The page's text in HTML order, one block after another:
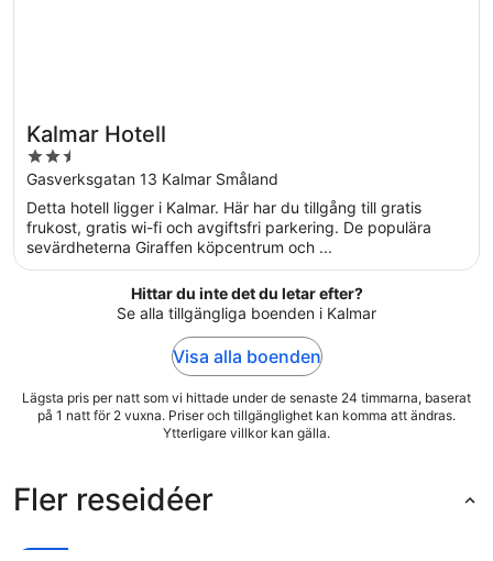
Kalmar Hotell
2.5
out
of
5
Gasverksgatan 13 Kalmar Småland
Detta hotell ligger i Kalmar. Här har du tillgång till gratis
frukost, gratis wi-fi och avgiftsfri parkering. De populära
sevärdheterna Giraffen köpcentrum och ...
Hittar du inte det du letar efter?
Se alla tillgängliga boenden i Kalmar
Visa alla boenden
Lägsta pris per natt som vi hittade under de senaste 24 timmarna, baserat
på 1 natt för 2 vuxna. Priser och tillgänglighet kan komma att ändras.
Ytterligare villkor kan gälla.
Fler reseidéer